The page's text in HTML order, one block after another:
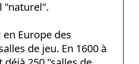
"naturel".
Europe des
de jeu. En 1600 à